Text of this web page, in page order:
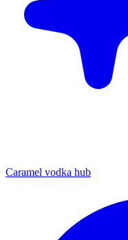
Caramel vodka hub